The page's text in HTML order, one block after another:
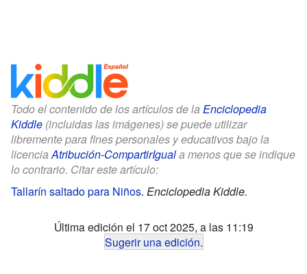
Todo el contenido de los artículos de la Enciclopedia
Kiddle (incluidas las imágenes) se puede utilizar
libremente para fines personales y educativos bajo la
licenciaAtribución-CompartirIguala menos que se indique
lo contrario. Citar este artículo:
Tallarín saltado para Niños. Enciclopedia Kiddle.
Última edición el 17 oct 2025, a las 11:19
Sugerir una edición.